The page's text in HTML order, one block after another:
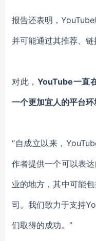
报告还表明，
并可能通过其推荐、 链
对此， YouTube一直
一个更加宜人的平台环
“自成立以来，
作者提供一个可以表
业的地方，其中可能
司。我们致力于支持
们取得的成功。 ”